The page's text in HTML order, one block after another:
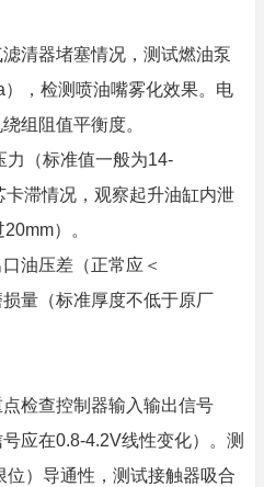
清器堵塞情况，测试燃油泵
，检测喷油嘴雾化效果。电
组阻值平衡度。
力（标准值一般为14-
滞情况，观察起升油缸内泄
）。
油压差（正常应＜
量（标准厚度不低于原厂
检查控制器输入输出信号
应在0.8-4.2V线性变化）。测
）导通性，测试接触器吸合